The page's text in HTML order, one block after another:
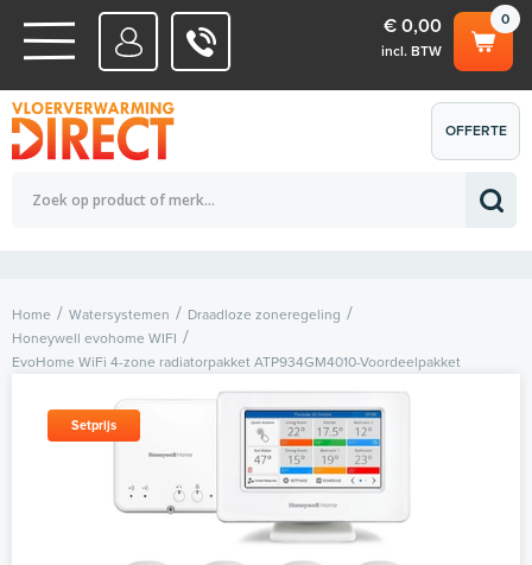
WATERSYSTEMEN
ELEKTRISCHE SYSTEMEN
0
€ 0,00
incl. BTW
Totaalbedrag (incl. BTW) € 0,00
OFFERTE
AANVRAGEN
Home Watersystemen
Draadloze zoneregeling
Honeywell evohome WIFI
EvoHome WiFi 4-zone radiatorpakket ATP934GM4010-Voordeelpakket
Setprijs